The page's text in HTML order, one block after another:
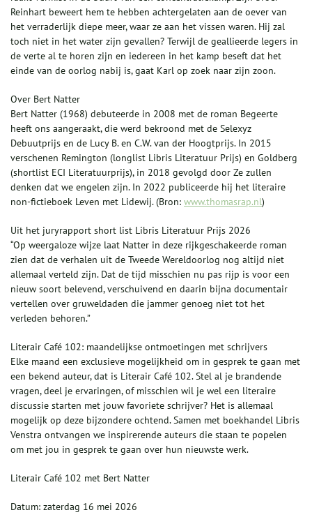
Reinhart beweert hem te hebben achtergelaten aan de oever van
het verraderlijk diepe meer, waar ze aan het vissen waren. Hij zal
toch niet in het water zijn gevallen? Terwijl de geallieerde legers in
de verte al te horen zijn en iedereen in het kamp beseft dat het
einde van de oorlog nabij is, gaat Karl op zoek naar zijn zoon.
Over Bert Natter
Bert Natter (1968) debuteerde in 2008 met de roman Begeerte
heeft ons aangeraakt, die werd bekroond met de Selexyz
Debuutprijs en de Lucy B. en C.W. van der Hoogtprijs. In 2015
verschenen Remington (longlist Libris Literatuur Prijs) en Goldberg
(shortlist ECI Literatuurprijs), in 2018 gevolgd door Ze zullen
denken dat we engelen zijn. In 2022 publiceerde hij het literaire
non-fictieboek Leven met Lidewij. (Bron: www.thomasrap.nl)
Uit het juryrapport short list Libris Literatuur Prijs 2026
“Op weergaloze wijze laat Natter in deze rijkgeschakeerde roman
zien dat de verhalen uit de Tweede Wereldoorlog nog altijd niet
allemaal verteld zijn. Dat de tijd misschien nu pas rijp is voor een
nieuw soort belevend, verschuivend en daarin bijna documentair
vertellen over gruweldaden die jammer genoeg niet tot het
verleden behoren.”
Literair Café 102: maandelijkse ontmoetingen met schrijvers
Elke maand een exclusieve mogelijkheid om in gesprek te gaan met
een bekend auteur, dat is Literair Café 102. Stel al je brandende
vragen, deel je ervaringen, of misschien wil je wel een literaire
discussie starten met jouw favoriete schrijver? Het is allemaal
mogelijk op deze bijzondere ochtend. Samen met boekhandel Libris
Venstra ontvangen we inspirerende auteurs die staan te popelen
om met jou in gesprek te gaan over hun nieuwste werk.
Literair Café 102 met Bert Natter
Datum: zaterdag 16 mei 2026